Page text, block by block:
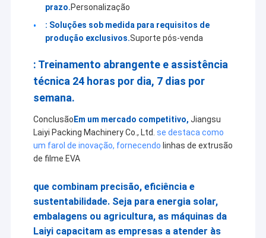
prazo.Personalização
: Soluções sob medida para requisitos de
produção exclusivos.Suporte pós-venda
: Treinamento abrangente e assistência
técnica 24 horas por dia, 7 dias por
semana.
Conclusão Em um mercado competitivo, Jiangsu
Laiyi Packing Machinery Co., Ltd. se destaca como
um farol de inovação, fornecendo linhas de extrusão
de filme EVA
que combinam precisão, eficiência e
sustentabilidade. Seja para energia solar,
embalagens ou agricultura, as máquinas da
Laiyi capacitam as empresas a atender às